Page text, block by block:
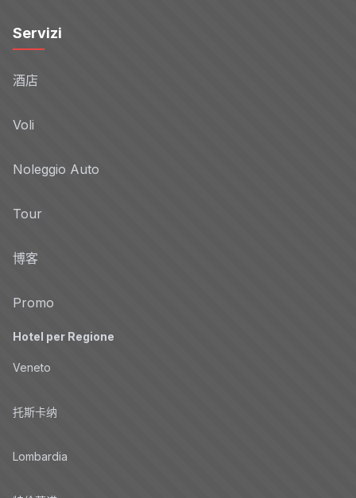
Servizi
酒店
Voli
Noleggio Auto
Tour
博客
Promo
Hotel per Regione
Veneto
托斯卡纳
Lombardia